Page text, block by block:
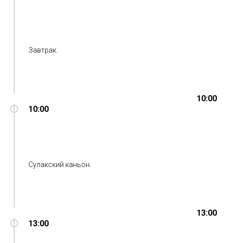
Завтрак.
10:00
10:00
Сулакский каньон.
13:00
13:00